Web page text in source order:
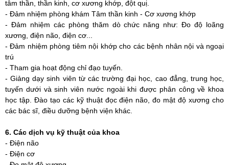
tâm thần, thần kinh, cơ xương khớp, đột quị.
- Đảm nhiệm phòng khám Tâm thần kinh - Cơ xương khớp
- Đảm nhiệm các phòng thăm dò chức năng như: Đo độ loãng
xương, điện não, điện cơ...
- Đảm nhiệm phòng tiêm nội khớp cho các bệnh nhân nội và ngoại
trú
- Tham gia hoạt động chỉ đạo tuyến.
- Giảng dạy sinh viên từ các trường đại học, cao đẳng, trung học,
tuyến dưới và sinh viên nước ngoài khi được phân công về khoa
học tập. Đào tạo các kỹ thuật đọc điện não, đo mật độ xương cho
các bác sĩ, điều dưỡng bệnh viện khác.
6. Các dịch vụ kỹ thuật của khoa
- Điện não
- Điện cơ